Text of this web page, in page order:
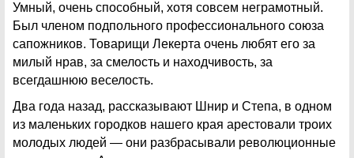
Умный, очень способный, хотя совсем неграмотный.
Был членом подпольного профессионального союза
сапожников. Товарищи Лекерта очень любят его за
милый нрав, за смелость и находчивость, за
всегдашнюю веселость.
Два года назад, рассказывают Шнир и Степа, в одном
из маленьких городков нашего края арестовали троих
молодых людей — они разбрасывали революционные